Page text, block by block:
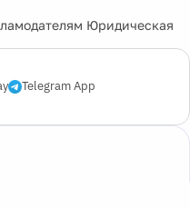
Юридическая
Telegram App